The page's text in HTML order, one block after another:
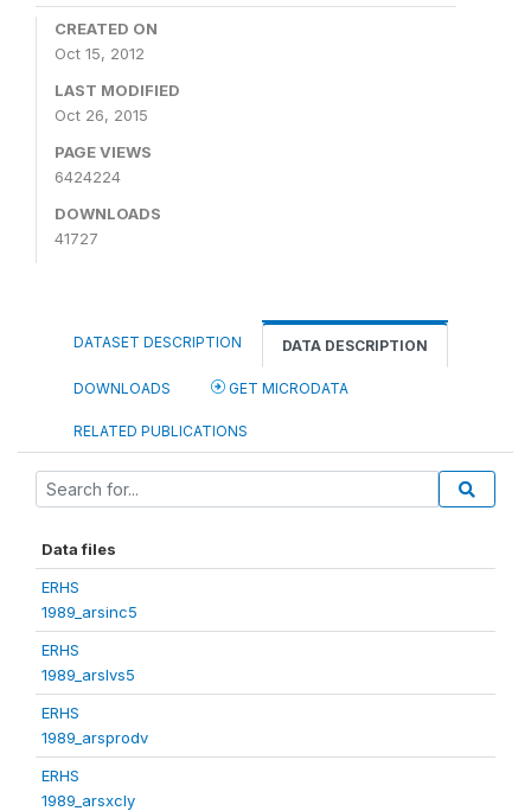
CREATED ON
Oct 15, 2012
LAST MODIFIED
Oct 26, 2015
PAGE VIEWS
6424224
DOWNLOADS
41727
DATASET DESCRIPTION DATA DESCRIPTION
DOWNLOADS GET MICRODATA
RELATED PUBLICATIONS
Data files
ERHS
1989_arsinc5
ERHS
1989_arslvs5
ERHS
1989_arsprodv
ERHS
1989_arsxcly